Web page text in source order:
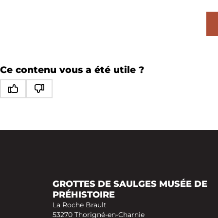
Ce contenu vous a été utile ?
GROTTES DE SAULGES MUSÉE DE
PRÉHISTOIRE
La Roche Brault
53270 Thorigné-en-Charnie